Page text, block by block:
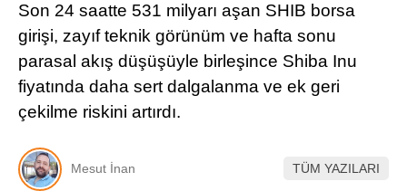
LinkedIn
Telegram
Son 24 saatte 531 milyarı aşan SHIB borsa
girişi, zayıf teknik görünüm ve hafta sonu
parasal akış düşüşüyle birleşince Shiba Inu
fiyatında daha sert dalgalanma ve ek geri
çekilme riskini artırdı.
Mesut İnan TÜM YAZILARI